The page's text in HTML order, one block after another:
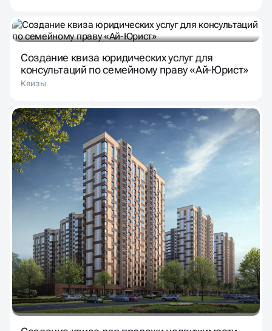
Создание квиза юридических услуг для
консультаций по семейному праву «Ай-Юрист»
Квизы